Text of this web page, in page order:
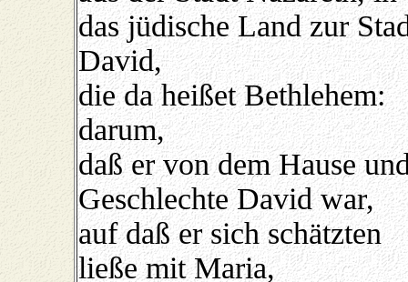
das jüdische Land zur
David,
die da heißet Bethlehem:
darum,
daß er von dem Hause
Geschlechte David war,
auf daß er sich schätzten
ließe mit Maria,